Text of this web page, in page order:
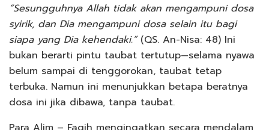
“Sesungguhnya Allah tidak akan mengampuni dosa
syirik, dan Dia mengampuni dosa selain itu bagi
siapa yang Dia kehendaki.”(QS. An-Nisa: 48) Ini
bukan berarti pintu taubat tertutup—selama nyawa
belum sampai di tenggorokan, taubat tetap
terbuka. Namun ini menunjukkan betapa beratnya
dosa ini jika dibawa, tanpa taubat.